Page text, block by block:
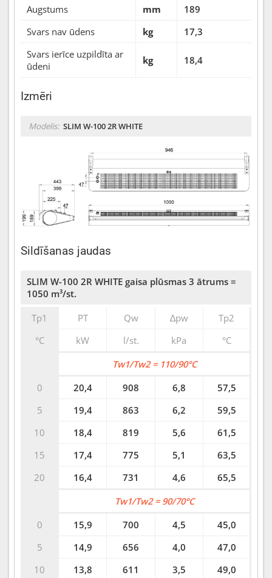
Augstums
mm
189
Svars nav ūdens
kg
17,3
Svars ierīce uzpildīta ar
ūdeni
kg 18,4
Izmēri
Modelis: SLIM W-100 2R WHITE
Sildīšanas jaudas
SLIM W-100 2R WHITE gaisa plūsmas 3 ātrums =
1050 m³/st.
Tp1
°C
PT Qw ∆pw
Tp2
kW
l/st. kPa °C
0
5
10
15
20
Tw1/Tw2 = 110/90°C
20,4
908 6,8
57,5
19,4
863 6,2
59,5
18,4
819 5,6
61,5
17,4
775 5,1
63,5
16,4
731 4,6 65,5
0
5
10
Tw1/Tw2 = 90/70°C
15,9
700 4,5
45,0
14,9
656 4,0
47,0
13,8
611 3,5
49,0